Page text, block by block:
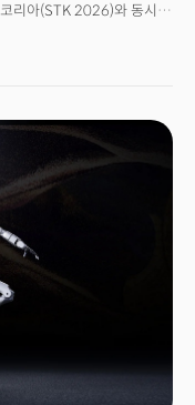
리아(STK 2026)와 동시
중국 휴머노이드 진영을